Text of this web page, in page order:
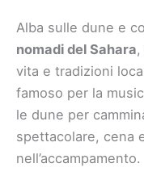
Alba sulle dune e
nomadi del Sahara
vita e tradizioni
famoso per la
le dune per
spettacolare, cena
nell’accampamento.